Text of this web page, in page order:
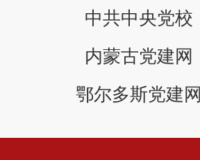
中共中央党校
内蒙古党建网
鄂尔多斯党建网